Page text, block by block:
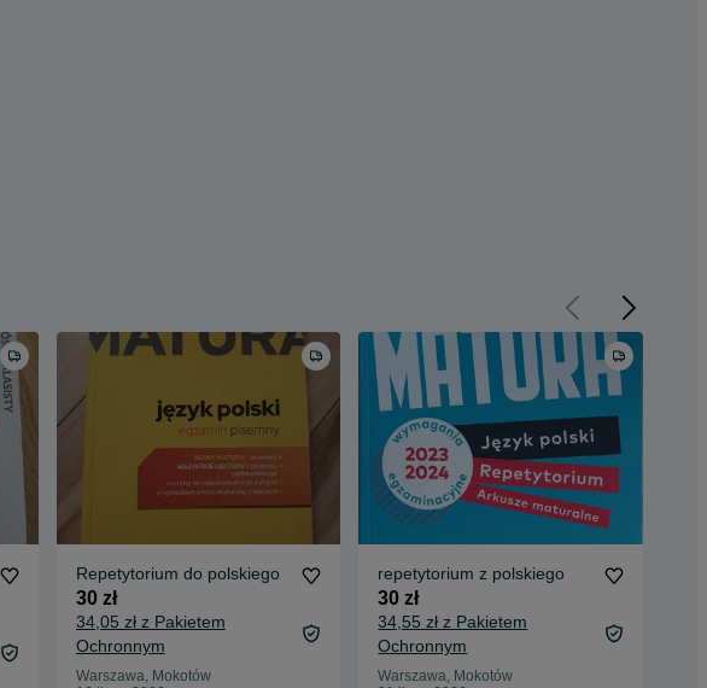
Repetytorium do polskiego
30 zł
34,05 zł z Pakietem
Ochronnym
Warszawa, Mokotów
repetytorium z polskiego
30 zł
34,55 zł z Pakietem
Ochronnym
Warszawa, Mokotów